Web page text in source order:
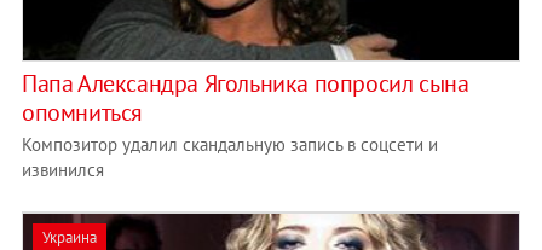
Папа Александра Ягольника попросил сына
опомниться
Композитор удалил скандальную запись в соцсети и
извинился
Украина